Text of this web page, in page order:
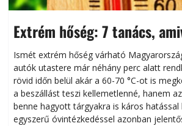
Extrém hőség: 7 tanács,
megóvhatjuk autónkat a
Ismét extrém hőség várható
autók utastere már néhány perc alatt
rövid időn belül akár a 60-70 °C-ot is
a beszállást teszi kellemetlenné, hanem
benne hagyott tárgyakra is káros hatással
egyszerű óvintézkedéssel azonban